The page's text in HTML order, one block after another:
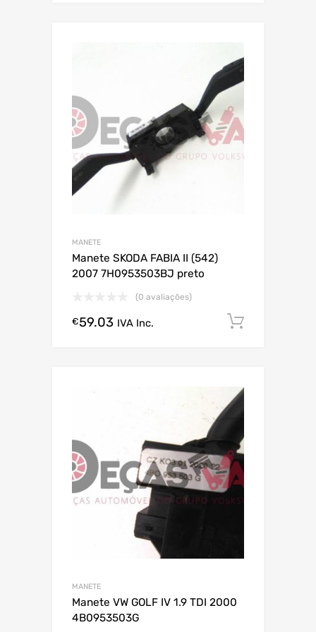
MANETE
Manete SKODA FABIA II (542)
2007 7H0953503BJ preto
(0 avaliações)
€59.03 IVA Inc.
MANETE
Manete VW GOLF IV 1.9 TDI 2000
4B0953503G